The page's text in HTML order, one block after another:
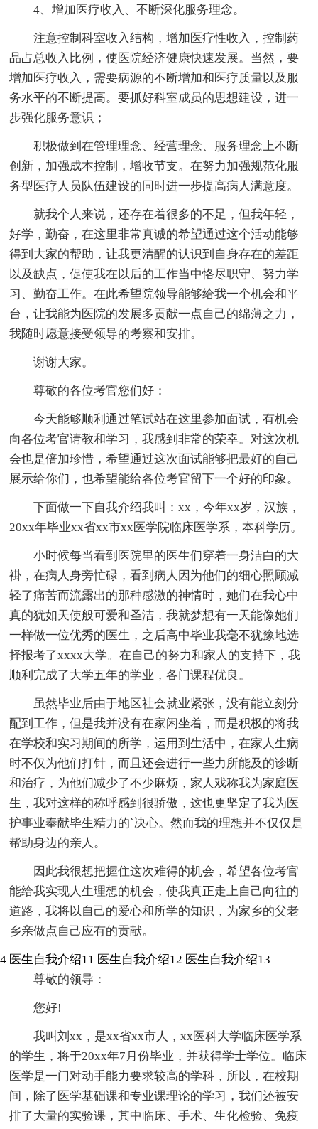
4、增加医疗收入、不断深化服务理念。
注意控制科室收入结构，增加医疗性收入，控制药
品占总收入比例，使医院经济健康快速发展。当然，要
增加医疗收入，需要病源的不断增加和医疗质量以及服
务水平的不断提高。要抓好科室成员的思想建设，进一
步强化服务意识；
积极做到在管理理念、经营理念、服务理念上不断
创新，加强成本控制，增收节支。在努力加强规范化服
务型医疗人员队伍建设的同时进一步提高病人满意度。
就我个人来说，还存在着很多的不足，但我年轻，
好学，勤奋，在这里非常真诚的希望通过这个活动能够
得到大家的帮助，让我更清醒的认识到自身存在的差距
以及缺点，促使我在以后的工作当中恪尽职守、努力学
习、勤奋工作。在此希望院领导能够给我一个机会和平
台，让我能为医院的发展多贡献一点自己的绵薄之力，
我随时愿意接受领导的考察和安排。
谢谢大家。
尊敬的各位考官您们好：
今天能够顺利通过笔试站在这里参加面试，有机会
向各位考官请教和学习，我感到非常的荣幸。对这次机
会也是倍加珍惜，希望通过这次面试能够把最好的自己
展示给你们，也希望能给各位考官留下一个好的印象。
下面做一下自我介绍我叫：xx，今年xx岁，汉族，
20xx年毕业xx省xx市xx医学院临床医学系，本科学历。
小时候每当看到医院里的医生们穿着一身洁白的大
褂，在病人身旁忙碌，看到病人因为他们的细心照顾减
轻了痛苦而流露出的那种感激的神情时，她们在我心中
真的犹如天使般可爱和圣洁，我就梦想有一天能像她们
一样做一位优秀的医生，之后高中毕业我毫不犹豫地选
择报考了xxxx大学。在自己的努力和家人的支持下，我
顺利完成了大学五年的学业，各门课程优良。
虽然毕业后由于地区社会就业紧张，没有能立刻分
配到工作，但是我并没有在家闲坐着，而是积极的将我
在学校和实习期间的所学，运用到生活中，在家人生病
时不仅为他们打针，而且还会进行一些力所能及的诊断
和治疗，为他们减少了不少麻烦，家人戏称我为家庭医
生，我对这样的称呼感到很骄傲，这也更坚定了我为医
护事业奉献毕生精力的`决心。然而我的理想并不仅仅是
帮助身边的亲人。
因此我很想把握住这次难得的机会，希望各位考官
能给我实现人生理想的机会，使我真正走上自己向往的
道路，我将以自己的爱心和所学的知识，为家乡的父老
乡亲做点自己应有的贡献。
4
尊敬的领导：
您好!
我叫刘xx，是xx省xx市人，xx医科大学临床医学系
的学生，将于20xx年7月份毕业，并获得学士学位。临床
医学是一门对动手能力要求较高的学科，所以，在校期
间，除了医学基础课和专业课理论的学习，我们还被安
排了大量的实验课，其中临床、手术、生化检验、免疫
医生自我介绍11 医生自我介绍12 医生自我介绍13